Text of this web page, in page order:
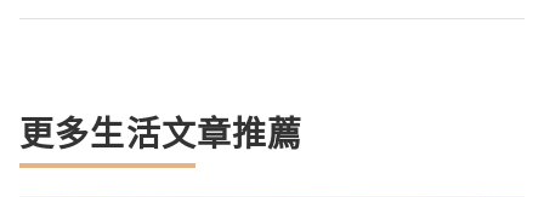
更多生活文章推薦